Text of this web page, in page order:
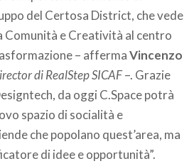
del Certosa District, che vede
Comunità e Creatività al centro
– affermaVincenzo
di RealStep SICAF–. Grazie
da oggi C.Space potrà
spazio di socialità e
che popolano quest’area, ma
di idee e opportunità”.